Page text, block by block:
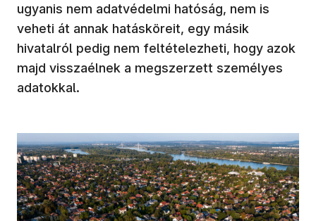
ugyanis nem adatvédelmi hatóság, nem is
veheti át annak hatásköreit, egy másik
hivatalról pedig nem feltételezheti, hogy azok
majd visszaélnek a megszerzett személyes
adatokkal.